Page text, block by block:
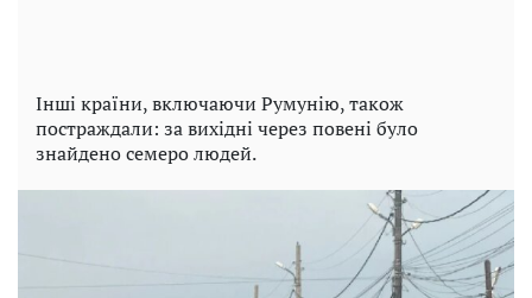
Інші країни, включаючи Румунію, також
постраждали: за вихідні через повені було
знайдено семеро людей.